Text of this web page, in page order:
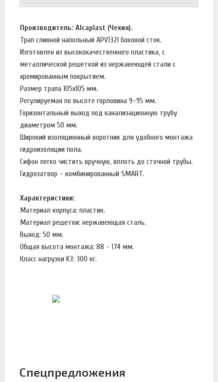
Производитель: Alcaplast (Чехия).
Трап сливной напольный APV1321 боковой сток.
Изготовлен из высококачественного пластика, с
металлической решеткой из нержавеющей стали с
хромированным покрытием.
Размер трапа 105х105 мм.
Регулируемая по высоте горловина 9–95 мм.
Горизонтальный выход под канализационную трубу
диаметром 50 мм.
Широкий изоляционный воротник для удобного монтажа
гидроизоляции пола.
Сифон легко чистить вручную, вплоть до сточной трубы.
Гидрозатвор – комбинированный SMART.
Характеристики:
Материал корпуса: пластик.
Материал решетки: нержавеющая сталь.
Выход: 50 мм.
Общая высота монтажа: 88 - 174 мм.
Класс нагрузки K3: 300 кг.
Спецпредложения